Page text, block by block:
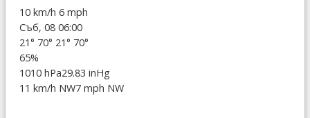
10 km/h 6 mph
Съб, 08 06:00
21° 70° 21° 70°
65%
1010 hPa29.83 inHg
11 km/h NW7 mph NW